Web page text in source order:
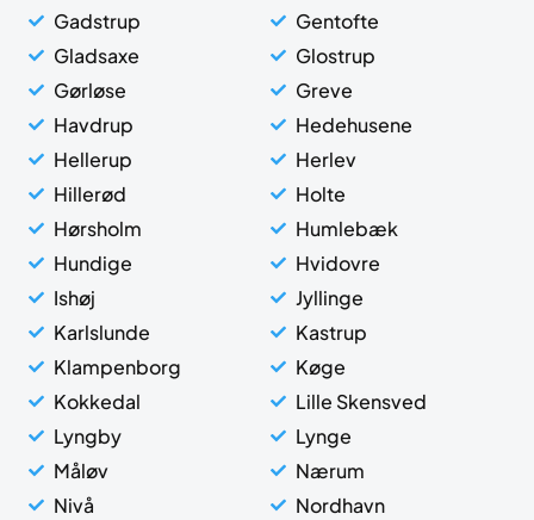
Gadstrup
Gentofte
Gladsaxe
Glostrup
Gørløse
Greve
Havdrup
Hedehusene
Hellerup
Herlev
Hillerød
Holte
Hørsholm
Humlebæk
Hundige
Hvidovre
Ishøj
Jyllinge
Karlslunde
Kastrup
Klampenborg
Køge
Kokkedal
Lille Skensved
Lyngby
Lynge
Måløv
Nærum
Nivå
Nordhavn